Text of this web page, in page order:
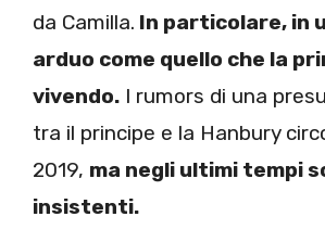
da Camilla. In particolare, in
arduo come quello che la
vivendo. I rumors di una
tra il principe e la Hanbury
2019, ma negli ultimi tempi
insistenti.